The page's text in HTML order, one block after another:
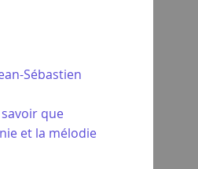
Sébastien
que
et la mélodie